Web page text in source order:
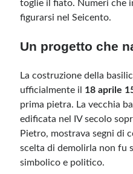
WordPress.org
toglie il fiato. Numeri che
figurarsi nel Seicento.
Un progetto che
La costruzione della
ufficialmente il 18 aprile
prima pietra. La vecchia
edificata nel IV secolo
Pietro, mostrava segni di
scelta di demolirla non fu
simbolico e politico.